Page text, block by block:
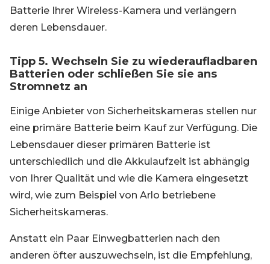
Batterie Ihrer Wireless-Kamera und verlängern
deren Lebensdauer.
Tipp 5. Wechseln Sie zu wiederaufladbaren
Batterien oder schließen Sie sie ans
Stromnetz an
Einige Anbieter von Sicherheitskameras stellen nur
eine primäre Batterie beim Kauf zur Verfügung. Die
Lebensdauer dieser primären Batterie ist
unterschiedlich und die Akkulaufzeit ist abhängig
von Ihrer Qualität und wie die Kamera eingesetzt
wird, wie zum Beispiel von Arlo betriebene
Sicherheitskameras.
Anstatt ein Paar Einwegbatterien nach den
anderen öfter auszuwechseln, ist die Empfehlung,